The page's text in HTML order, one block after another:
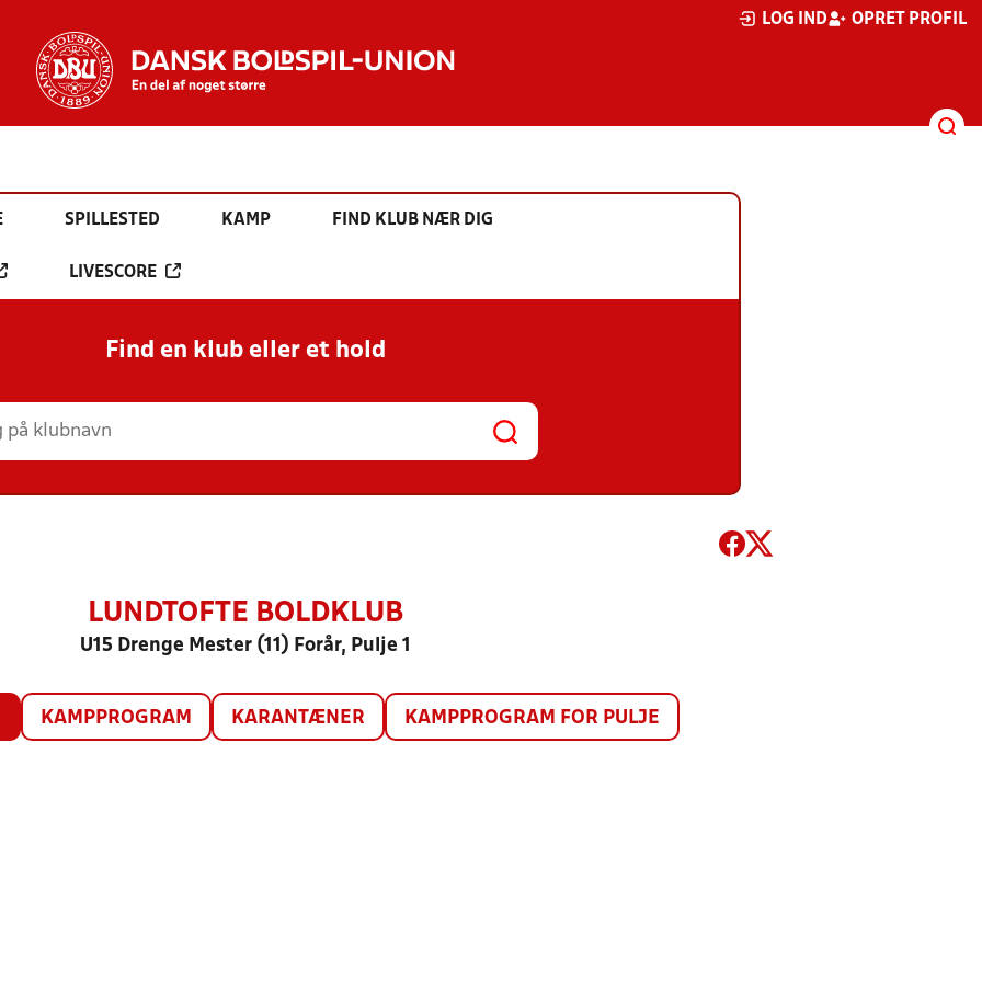
LOG IND OPRET PROFIL
SPILLESTED KAMP FIND KLUB NÆR DIG
LIVESCORE
Find en klub eller et hold
LUNDTOFTE BOLDKLUB
U15 Drenge Mester (11) Forår, Pulje 1
KAMPPROGRAM KARANTÆNER KAMPPROGRAM FOR PULJE